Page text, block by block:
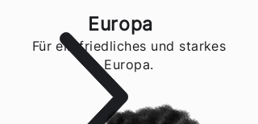
Europa
Für ein friedliches und starkes
Europa.